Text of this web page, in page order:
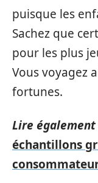
puisque les
Sachez que
pour les plus
Vous voyagez
fortunes.
Lire également
échantillons